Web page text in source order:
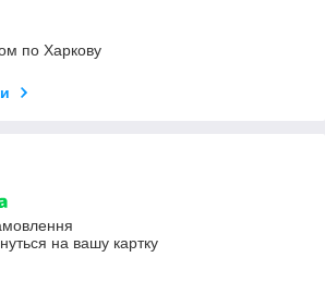
по Харкову
на вашу картку